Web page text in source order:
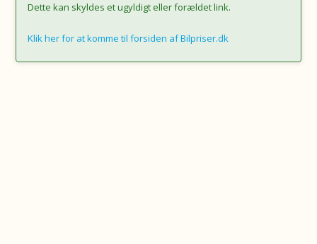
Dette kan skyldes et ugyldigt eller forældet link.
Klik her for at komme til forsiden af Bilpriser.dk